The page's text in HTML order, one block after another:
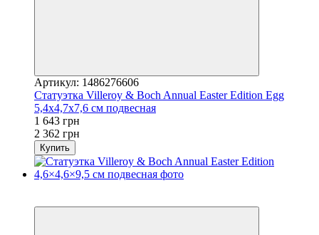
Артикул: 1486276606
Статуэтка Villeroy & Boch Annual Easter Edition Egg
5,4x4,7x7,6 см подвесная
1 643 грн
2 362 грн
Купить